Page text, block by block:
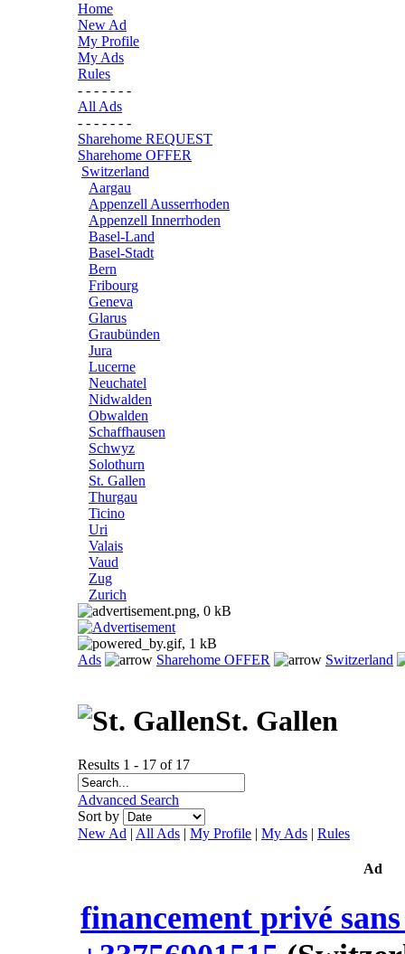
Home
New Ad
My Profile
My Ads
Rules
- - - - - - -
All Ads
- - - - - - -
Sharehome REQUEST
Sharehome OFFER
Switzerland
Aargau
Appenzell Ausserrhoden
Appenzell Innerrhoden
Basel-Land
Basel-Stadt
Bern
Fribourg
Geneva
Glarus
Graubünden
Jura
Lucerne
Neuchatel
Nidwalden
Obwalden
Schaffhausen
Schwyz
Solothurn
St. Gallen
Thurgau
Ticino
Uri
Valais
Vaud
Zug
Zurich
Ads Sharehome OFFER Switzerland
St. Gallen
Results 1 - 17 of 17
Advanced Search
Sort by
New Ad | All Ads | My Profile | My Ads | Rules
Ad
financement privé